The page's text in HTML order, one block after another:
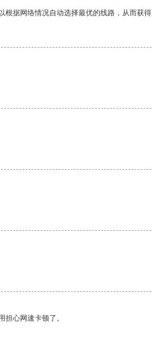
据网络情况自动选择最优的线路，从而获得
心网速卡顿了。